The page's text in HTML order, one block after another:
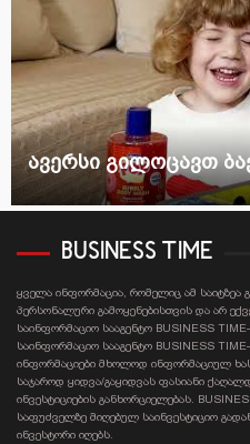
ავერსი გილოცავთ
BUSINESS TIME
ყველა ინფორმაცია, რომელიც ამ საიტზეა
პერსონალური გამოყენებისთვის და არ
საინფორმაციო სააგენტო BUSINESS
საინფორმაციო სააგენტო BUSINESS
ინფორმაციები მხოლოდ ინფორმაციულ
საჯაროდ ყიდვა/გაყიდვას ფასიანი
ინვესტიციების განხორციელებას.
საფუძველზე მიღებულ საინვესტიციო
ინვესტორი იღებს.